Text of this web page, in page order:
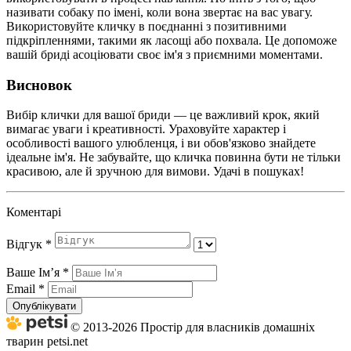
називати собаку по імені, коли вона звертає на вас увагу.
Використовуйте кличку в поєднанні з позитивними
підкріпленнями, такими як ласощі або похвала. Це допоможе
вашій бриді асоціювати своє ім'я з приємними моментами.
Висновок
Вибір клички для вашої бриди — це важливий крок, який
вимагає уваги і креативності. Ураховуйте характер і
особливості вашого улюбленця, і ви обов'язково знайдете
ідеальне ім'я. Не забувайте, що кличка повинна бути не тільки
красивою, але й зручною для вимови. Удачі в пошуках!
Коментарі
Відгук *
Ваше Імʼя *
Email *
Опублікувати
© 2013-2026 Простір для власників домашніх
тварин petsi.net